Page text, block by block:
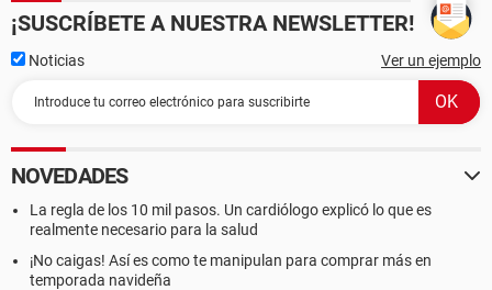
¡SUSCRÍBETE A NUESTRA NEWSLETTER!
Noticias Ver un ejemplo
NOVEDADES
La regla de los 10 mil pasos. Un cardiólogo explicó lo que es
realmente necesario para la salud
¡No caigas! Así es como te manipulan para comprar más en
temporada navideña